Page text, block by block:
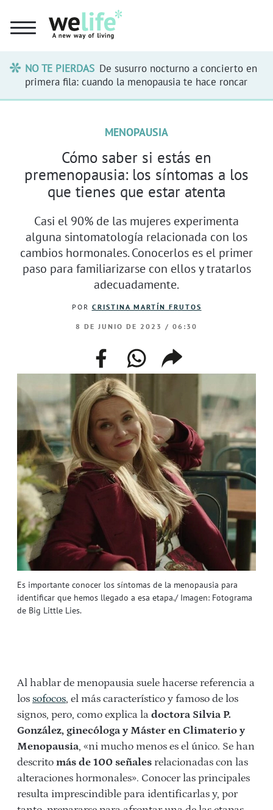
NO TE PIERDAS De susurro nocturno a concierto en
primera fila: cuando la menopausia te hace roncar
Es importante conocer los síntomas de la menopausia para
identificar que hemos llegado a esa etapa./ Imagen: Fotograma
de Big Little Lies.
MENOPAUSIA
Cómo saber si estás en
premenopausia: los síntomas a los
que tienes que estar atenta
Casi el 90% de las mujeres experimenta
alguna sintomatología relacionada con los
cambios hormonales. Conocerlos es el primer
paso para familiarizarse con ellos y tratarlos
adecuadamente.
POR CRISTINA MARTÍN FRUTOS
8 DE JUNIO DE 2023 / 06:30
facebookwhatsappcompartir
enlace
Al hablar de menopausia suele hacerse referencia a
los sofocos, el más característico y famoso de los
signos, pero, como explica la doctora Silvia P.
González, ginecóloga y Máster en Climaterio y
Menopausia, «ni mucho menos es el único. Se han
descrito más de 100 señales relacionadas con las
alteraciones hormonales». Conocer las principales
resulta imprescindible para identificarlas y, por